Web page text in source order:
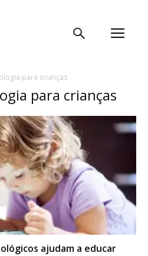
para crianças
para crianças
ajudam a educar